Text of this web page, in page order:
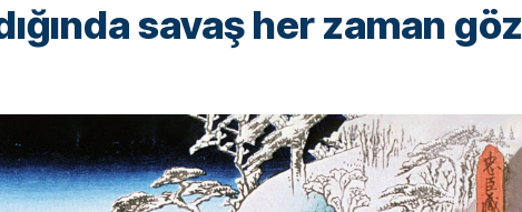
savaş her zaman göz